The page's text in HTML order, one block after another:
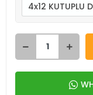
4x12 KUTUPLU